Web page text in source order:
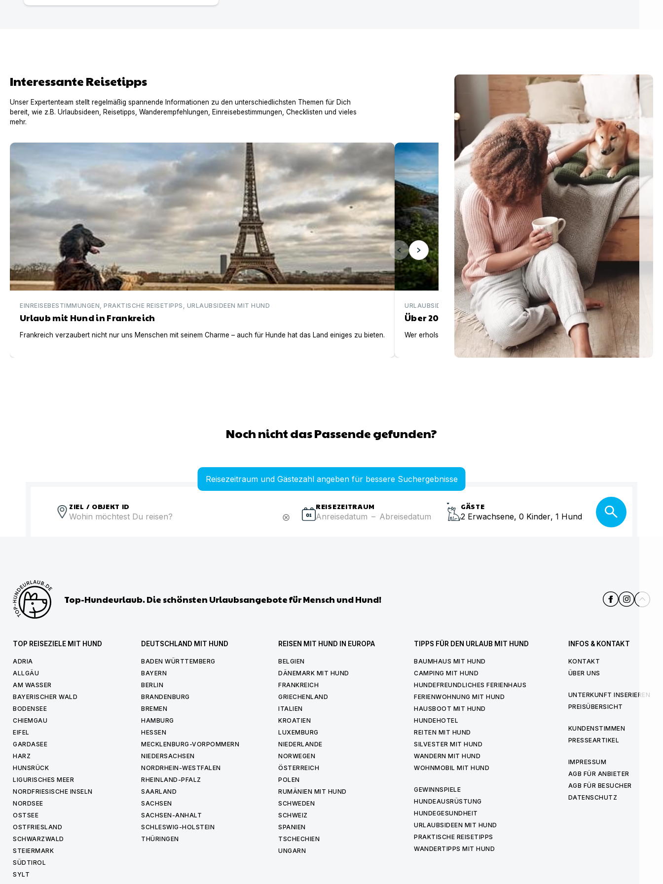
Interessante Reisetipps
Unser Expertenteam stellt regelmäßig spannende Informationen zu den unterschiedlichsten Themen für Dich
bereit, wie z.B. Urlaubsideen, Reisetipps, Wanderempfehlungen, Einreisebestimmungen, Checklisten und vieles
mehr.
Urlaub mit Hund in Frankreich
EINREISEBESTIMMUNGEN, PRAKTISCHE REISETIPPS, URLAUBSIDEEN MIT HUND
Urlaub mit Hund in Frankreich
Frankreich verzaubert nicht nur uns Menschen mit seinem Charme – auch für Hunde hat das Land einiges zu bieten.
Über 200 eingezäunte Ferienhäuser: Für den perfekten Urlaub mit
URLAUBSIDEEN MIT HUND
Über 200 eingezäunte Ferienhäuser: Für den perfekten
Wer erholsame Urlaubstage mit Hund plant, findet auf top-hundeurlaub.de eine
Noch nicht das Passende gefunden?
Reisezeitraum und Gästezahl angeben für bessere Suchergebnisse
ZIEL / OBJEKT ID
cancel
REISEZEITRAUM
Anreisedatum – Abreisedatum
GÄSTE
2 Erwachsene, 0 Kinder, 1 Hund
Top-Hundeurlaub. Die schönsten Urlaubsangebote für Mensch und Hund!
TOP REISEZIELE MIT HUND
ADRIA
ALLGÄU
AM WASSER
BAYERISCHER WALD
BODENSEE
CHIEMGAU
EIFEL
GARDASEE
HARZ
HUNSRÜCK
LIGURISCHES MEER
NORDFRIESISCHE INSELN
NORDSEE
OSTSEE
OSTFRIESLAND
SCHWARZWALD
STEIERMARK
SÜDTIROL
SYLT
DEUTSCHLAND MIT HUND
BADEN WÜRTTEMBERG
BAYERN
BERLIN
BRANDENBURG
BREMEN
HAMBURG
HESSEN
MECKLENBURG-VORPOMMERN
NIEDERSACHSEN
NORDRHEIN-WESTFALEN
RHEINLAND-PFALZ
SAARLAND
SACHSEN
SACHSEN-ANHALT
SCHLESWIG-HOLSTEIN
THÜRINGEN
REISEN MIT HUND IN EUROPA
BELGIEN
DÄNEMARK MIT HUND
FRANKREICH
GRIECHENLAND
ITALIEN
KROATIEN
LUXEMBURG
NIEDERLANDE
NORWEGEN
ÖSTERREICH
POLEN
RUMÄNIEN MIT HUND
SCHWEDEN
SCHWEIZ
SPANIEN
TSCHECHIEN
UNGARN
TIPPS FÜR DEN URLAUB MIT HUND
BAUMHAUS MIT HUND
CAMPING MIT HUND
HUNDEFREUNDLICHES FERIENHAUS
FERIENWOHNUNG MIT HUND
HAUSBOOT MIT HUND
HUNDEHOTEL
REITEN MIT HUND
SILVESTER MIT HUND
WANDERN MIT HUND
WOHNMOBIL MIT HUND
GEWINNSPIELE
HUNDEAUSRÜSTUNG
HUNDEGESUNDHEIT
URLAUBSIDEEN MIT HUND
PRAKTISCHE REISETIPPS
WANDERTIPPS MIT HUND
INFOS & KONTAKT
KONTAKT
ÜBER UNS
UNTERKUNFT INSERIEREN
PREISÜBERSICHT
KUNDENSTIMMEN
PRESSEARTIKEL
IMPRESSUM
AGB FÜR ANBIETER
AGB FÜR BESUCHER
DATENSCHUTZ